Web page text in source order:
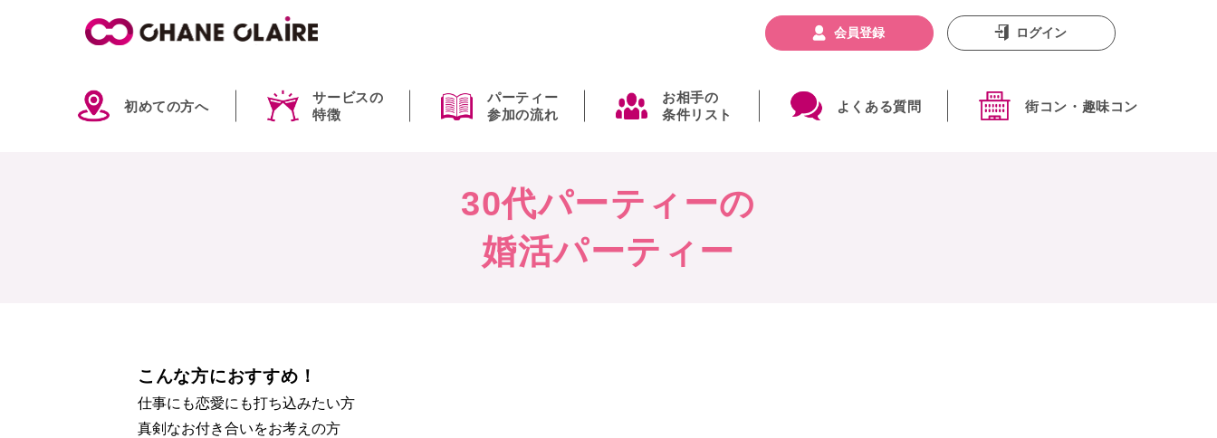
初めての方へ
サービスの
特徴
パーティー
参加の流れ
お相手の
条件リスト
よくある質問 街コン・趣味コン
会員登録 ログイン
30代パーティーの
婚活パーティー
こんな方におすすめ！
仕事にも恋愛にも打ち込みたい方
真剣なお付き合いをお考えの方